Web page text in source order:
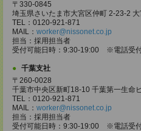
〒330-0845
埼玉県さいたま市大宮区仲町 2-23-2
TEL：0120-921-871
MAIL： worker@nissonet.co.jp
担当：採用担当者
受付可能日時：9:30-19:00 ※電話受
千葉支社
〒260-0028
千葉市中央区新町18-10 千葉第一生命
TEL：0120-921-871
MAIL： worker@nissonet.co.jp
担当：採用担当者
受付可能日時：9:30-19:00 ※電話受